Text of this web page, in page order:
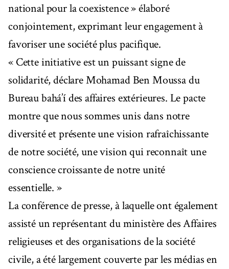
national pour la coexistence » élaboré
conjointement, exprimant leur engagement à
favoriser une société plus pacifique.
« Cette initiative est un puissant signe de
solidarité, déclare Mohamad Ben Moussa du
Bureau bahá’í des affaires extérieures. Le pacte
montre que nous sommes unis dans notre
diversité et présente une vision rafraîchissante
de notre société, une vision qui reconnaît une
conscience croissante de notre unité
essentielle. »
La conférence de presse, à laquelle ont également
assisté un représentant du ministère des Affaires
religieuses et des organisations de la société
civile, a été largement couverte par les médias en